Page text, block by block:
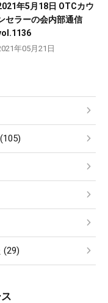
年5月18日 OTCカウ
セラーの会内部通信
年05月21日
(29)